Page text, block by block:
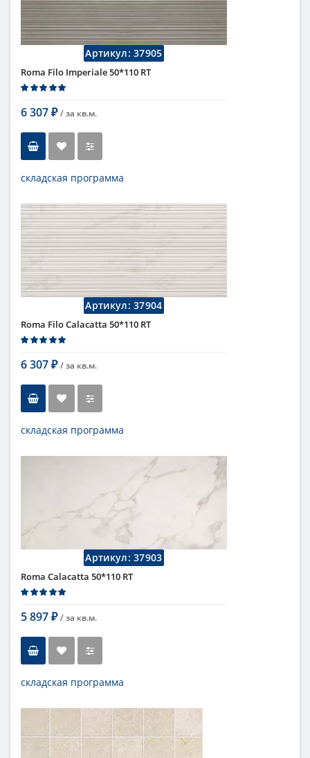
Страна
Италия
Поверхность
матовая
Коллекция
Fap Ceramiche
Артикул:37905
Roma Filo Imperiale 50*110 RT
6 307 ₽ / за кв.м.
складская программа
Длина
110 см
Высота
50 см
Цвет
темный,коричневый
Страна
Италия
Поверхность
матовая
Коллекция
Fap Ceramiche
Артикул:37904
Roma Filo Calacatta 50*110 RT
6 307 ₽ / за кв.м.
складская программа
с узорами
кремовый
Италия
матовая
Fap Ceramiche
Артикул:37903
Roma Calacatta 50*110 RT
5 897 ₽ / за кв.м.
складская программа
Длина
110 см
Высота
50 см
Рисунок